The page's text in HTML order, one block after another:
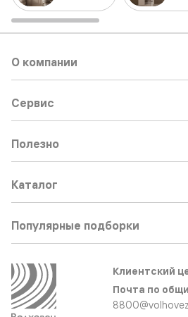
О компании
Сервис
Полезно
Каталог
Популярные подборки
Клиентский
Почта по